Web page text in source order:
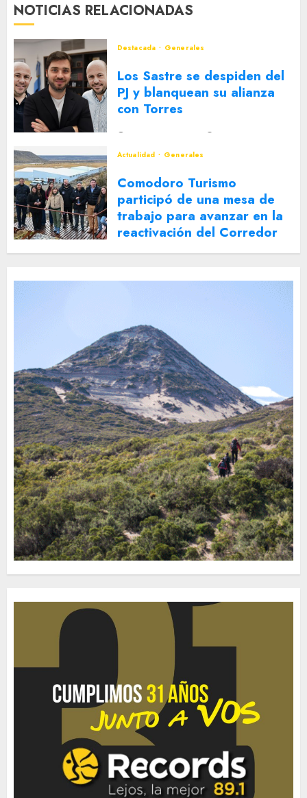
NOTICIAS RELACIONADAS
Destacada Generales
Los Sastre se despiden del
PJ y blanquean su alianza
con Torres
Actualidad
Generales
Comodoro Turismo
participó de una mesa de
trabajo para avanzar en la
reactivación del Corredor
Turístico Integrado